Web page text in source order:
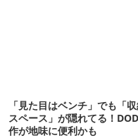
「見た目はベンチ」でも「
スペース」が隠れてる！
作が地味に便利かも